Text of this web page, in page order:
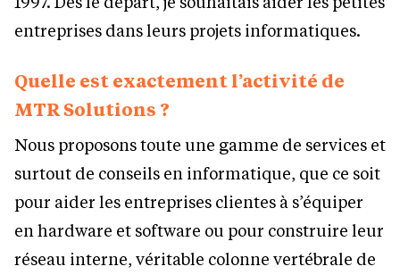
entreprises dans leurs projets informatiques.
Quelle est exactement l’activité de
MTR Solutions ?
Nous proposons toute une gamme de services et
surtout de conseils en informatique, que ce soit
pour aider les entreprises clientes à s’équiper
en hardware et software ou pour construire leur
réseau interne, véritable colonne vertébrale de